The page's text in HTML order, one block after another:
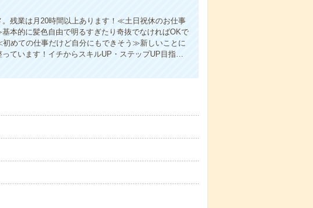
残業は月20時間以上あります！≪土日祝休のお仕事
的に髪色自由で明るすぎたり奇抜でなければOKで
めての仕事だけど自分にもできそう≫新しいことに
ています！イチからスキルUP・ステップUP目指…